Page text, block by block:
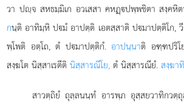
วา ปฺจ สหธมฺมิเก อวเสสา คหฏฺปพฺพชิตา สงฺคหิ
กนฺติ อาทิมฺหิ ปมํ อาปตฺติ เอตสฺสาติ ปมาปตฺติโก,
พฺโพติ อตฺโถ, ตํ ปมาปตฺติกํ.อาปนฺนาติ อฑฺฑปริโ
สงฺฆโต นิสฺสาเรตีตินิสฺสารณีโย, ตํ นิสฺสารณียํ.สงฺฆา
สาวตฺถิยํ ถุลฺลนนฺทํ อารพฺภ อุสฺสยวาทิกว